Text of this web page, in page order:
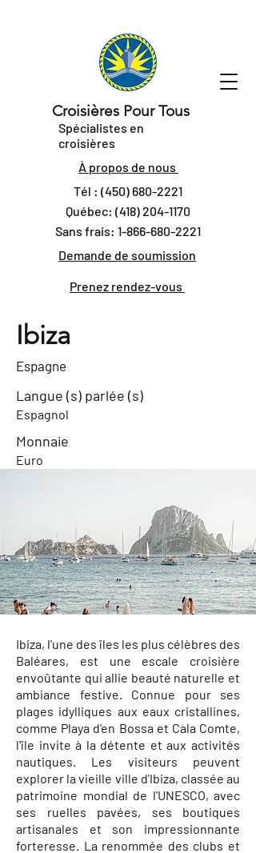
Croisières Pour Tous
Spécialistes en
croisières
À propos de nous
Tél : (450) 680-2221
Québec: (418) 204-1170
Sans frais: 1-866-680-2221
Demande de soumission
Prenez rendez-vous
Ibiza
Espagne
Langue (s) parlée (s)
Espagnol
Monnaie
Euro
Ibiza, l'une des îles les plus célèbres des
Baléares, est une escale croisière
envoûtante qui allie beauté naturelle et
ambiance festive. Connue pour ses
plages idylliques aux eaux cristallines,
comme Playa d'en Bossa et Cala Comte,
l'île invite à la détente et aux activités
nautiques. Les visiteurs peuvent
explorer la vieille ville d'Ibiza, classée au
patrimoine mondial de l'UNESCO, avec
ses ruelles pavées, ses boutiques
artisanales et son impressionnante
forteresse. La renommée des clubs et